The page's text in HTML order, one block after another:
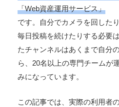
「Web資産運用サービス」
です。自分でカメラを回した
毎日投稿を続けたりする必要
たチャンネルはあくまで自分
ら、20名以上の専門チームが
みになっています。
この記事では、実際の利用者